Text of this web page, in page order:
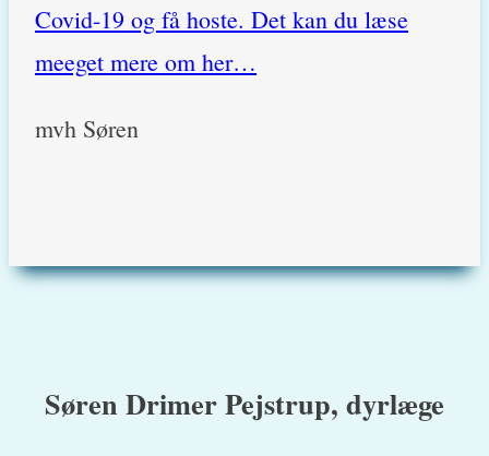
Covid-19 og få hoste. Det kan du læse
meeget mere om her…
mvh Søren
Søren Drimer Pejstrup, dyrlæge